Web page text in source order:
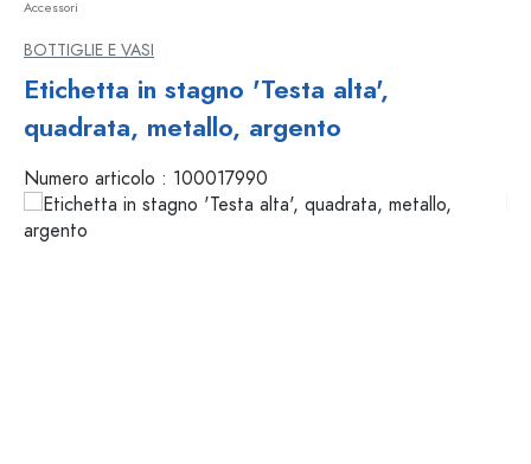
Accessori
BOTTIGLIE E VASI
Etichetta in stagno 'Testa alta',
quadrata, metallo, argento
Numero articolo : 100017990